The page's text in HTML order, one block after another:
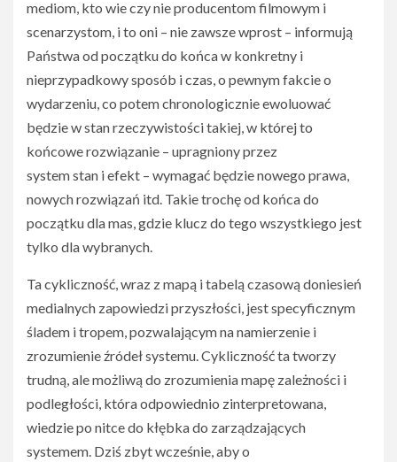
mediom, kto wie czy nie producentom filmowym i
scenarzystom, i to oni – nie zawsze wprost – informują
Państwa od początku do końca w konkretny i
nieprzypadkowy sposób i czas, o pewnym fakcie o
wydarzeniu, co potem chronologicznie ewoluować
będzie w stan rzeczywistości takiej, w której to
końcowe rozwiązanie – upragniony przez
system stan i efekt – wymagać będzie nowego prawa,
nowych rozwiązań itd. Takie trochę od końca do
początku dla mas, gdzie klucz do tego wszystkiego jest
tylko dla wybranych.
Ta cykliczność, wraz z mapą i tabelą czasową doniesień
medialnych zapowiedzi przyszłości, jest specyficznym
śladem i tropem, pozwalającym na namierzenie i
zrozumienie źródeł systemu. Cykliczność ta tworzy
trudną, ale możliwą do zrozumienia mapę zależności i
podległości, która odpowiednio zinterpretowana,
wiedzie po nitce do kłębka do zarządzających
systemem. Dziś zbyt wcześnie, aby o